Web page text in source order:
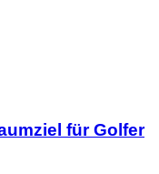
für Golfer